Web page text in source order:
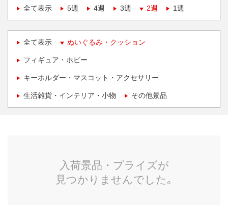
全て表示
5週 4週 3週 2週 1週
全て表示 ぬいぐるみ・クッション
フィギュア・ホビー
キーホルダー・マスコット・アクセサリー
生活雑貨・インテリア・小物 その他景品